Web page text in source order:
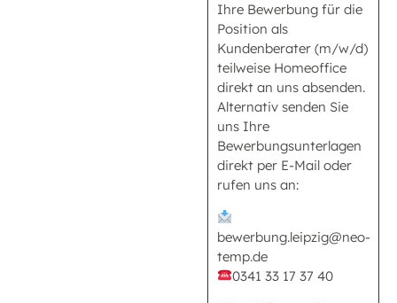
Ihre Bewerbung für die
Position als
Kundenberater (m/w/d)
teilweise Homeoffice
direkt an uns absenden.
Alternativ senden Sie
uns Ihre
Bewerbungsunterlagen
direkt per E-Mail oder
rufen uns an:
bewerbung.leipzig@neo-
temp.de
0341 33 17 37 40